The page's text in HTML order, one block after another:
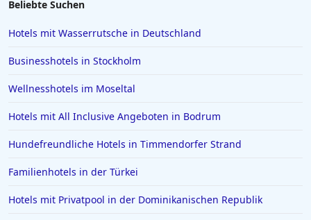
Hotels in Antalya
Hotels in Neumünster
Hotels in Mayrhofen
Beliebte Suchen
Hotels mit Wasserrutsche in Deutschland
Businesshotels in Stockholm
Wellnesshotels im Moseltal
Hotels mit All Inclusive Angeboten in Bodrum
Hundefreundliche Hotels in Timmendorfer Strand
Familienhotels in der Türkei
Hotels mit Privatpool in der Dominikanischen Republik